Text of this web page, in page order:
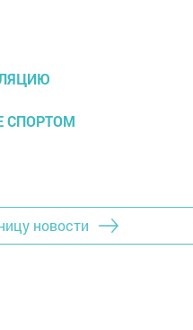
СПОРТОМ
новости